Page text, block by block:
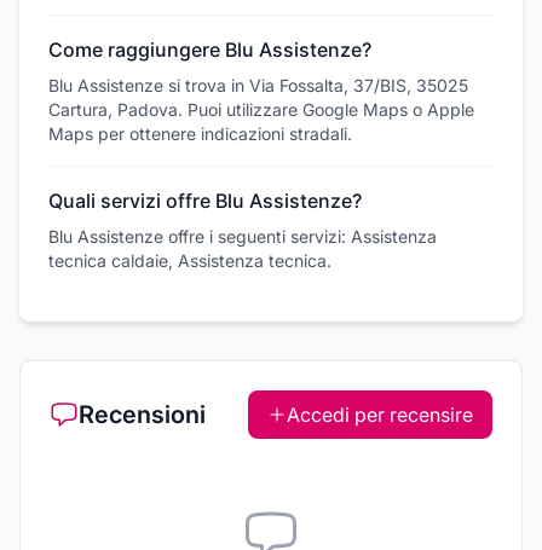
Come raggiungere Blu Assistenze?
Blu Assistenze si trova in Via Fossalta, 37/BIS, 35025
Cartura, Padova. Puoi utilizzare Google Maps o Apple
Maps per ottenere indicazioni stradali.
Quali servizi offre Blu Assistenze?
Blu Assistenze offre i seguenti servizi: Assistenza
tecnica caldaie, Assistenza tecnica.
Recensioni Accedi per recensire